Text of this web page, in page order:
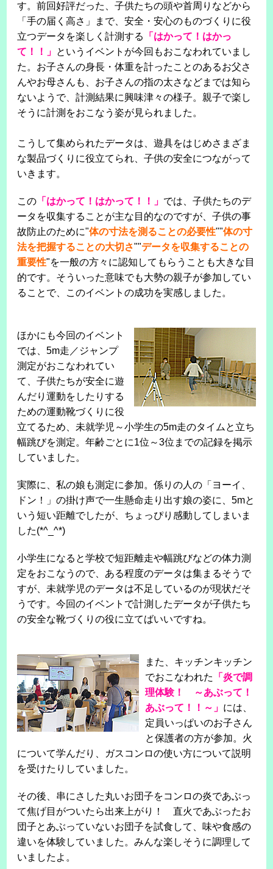
す。前回好評だった、子供たちの頭や首周りなどから
「手の届く高さ」まで、安全・安心のものづくりに役
立つデータを楽しく計測する
「はかって！はかっ
て！！」 というイベントが今回もおこなわれていまし
た。お子さんの身長・体重を計ったことのあるお父さ
んやお母さんも、お子さんの指の太さなどまでは知ら
ないようで、計測結果に興味津々の様子。親子で楽し
そうに計測をおこなう姿が見られました。
こうして集められたデータは、遊具をはじめさまざま
な製品づくりに役立てられ、子供の安全につながって
いきます。
この 「はかって！はかって！！」 では、子供たちのデ
ータを収集することが主な目的なのですが、子供の事
故防止のために"体の寸法を測ることの必要性""体の寸
法を把握することの大切さ""データを収集することの
重要性"を一般の方々に認知してもらうことも大きな目
的です。そういった意味でも大勢の親子が参加してい
ることで、このイベントの成功を実感しました。
ほかにも今回のイベント
では、5m走／ジャンプ
測定がおこなわれてい
て、子供たちが安全に遊
んだり運動をしたりする
ための運動靴づくりに役
立てるため、未就学児～小学生の5m走のタイムと立ち
幅跳びを測定。年齢ごとに1位～3位までの記録を掲示
していました。
実際に、私の娘も測定に参加。係りの人の「ヨーイ、
ドン！」の掛け声で一生懸命走り出す娘の姿に、5mと
いう短い距離でしたが、ちょっぴり感動してしまいま
した(*^_^*)
小学生になると学校で短距離走や幅跳びなどの体力測
定をおこなうので、ある程度のデータは集まるそうで
すが、未就学児のデータは不足しているのが現状だそ
うです。今回のイベントで計測したデータが子供たち
の安全な靴づくりの役に立てばいいですね。
また、キッチンキッチン
でおこなわれた
「炎で調
理体験！ ～あぶって！
あぶって！！～」 には、
定員いっぱいのお子さん
と保護者の方が参加。火
について学んだり、ガスコンロの使い方について説明
を受けたりしていました。
その後、串にさした丸いお団子をコンロの炎であぶっ
て焦げ目がついたら出来上がり！ 直火であぶったお
団子とあぶっていないお団子を試食して、味や食感の
違いを体験していました。みんな楽しそうに調理して
いましたよ。